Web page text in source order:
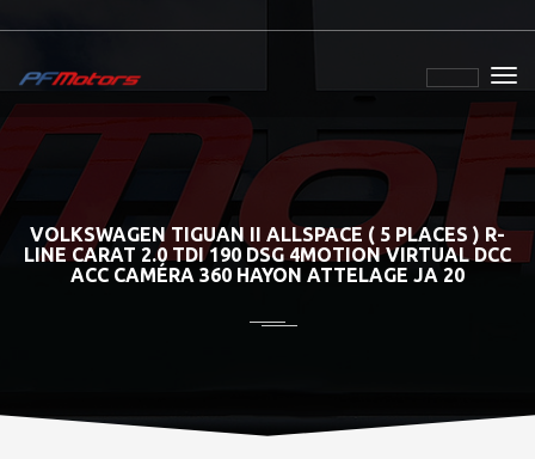
VOLKSWAGEN TIGUAN II ALLSPACE ( 5 PLACES ) R-
LINE CARAT 2.0 TDI 190 DSG 4MOTION VIRTUAL DCC
ACC CAMÉRA 360 HAYON ATTELAGE JA 20